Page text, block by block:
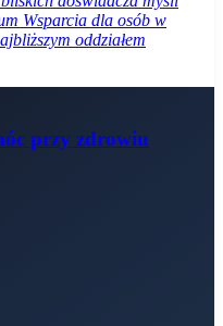
Wsparcia dla osób w
oddziałem
przy zdrowiu